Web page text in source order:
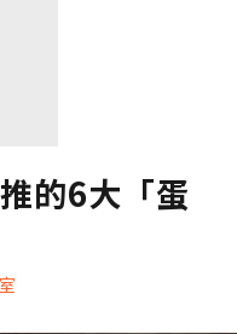
的6大「蛋